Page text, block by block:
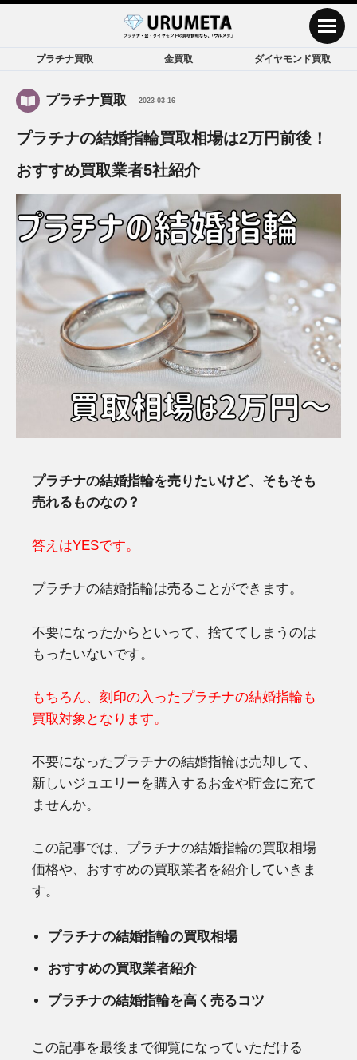
プラチナ買取 金買取 ダイヤモンド買取
プラチナ買取 2023-03-16
プラチナの結婚指輪買取相場は2万円前後！
おすすめ買取業者5社紹介
プラチナの結婚指輪を売りたいけど、そもそも
売れるものなの？
答えはYESです。
プラチナの結婚指輪は売ることができます。
不要になったからといって、捨ててしまうのは
もったいないです。
もちろん、刻印の入ったプラチナの結婚指輪も
買取対象となります。
不要になったプラチナの結婚指輪は売却して、
新しいジュエリーを購入するお金や貯金に充て
ませんか。
この記事では、プラチナの結婚指輪の買取相場
価格や、おすすめの買取業者を紹介していきま
す。
プラチナの結婚指輪の買取相場
おすすめの買取業者紹介
プラチナの結婚指輪を高く売るコツ
この記事を最後まで御覧になっていただける